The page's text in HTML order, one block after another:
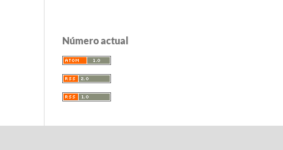
Número actual